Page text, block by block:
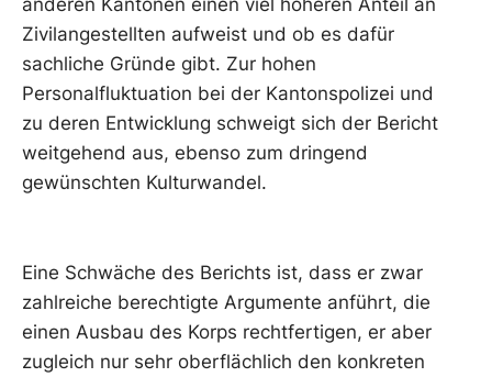
Zivilangestellten aufweist und ob es dafür
sachliche Gründe gibt. Zur hohen
Personalfluktuation bei der Kantonspolizei und
zu deren Entwicklung schweigt sich der Bericht
weitgehend aus, ebenso zum dringend
gewünschten Kulturwandel.
Eine Schwäche des Berichts ist, dass er zwar
zahlreiche berechtigte Argumente anführt, die
einen Ausbau des Korps rechtfertigen, er aber
zugleich nur sehr oberflächlich den konkreten